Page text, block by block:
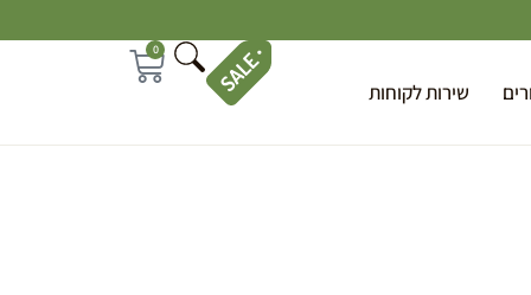
שירות לקוחות
0